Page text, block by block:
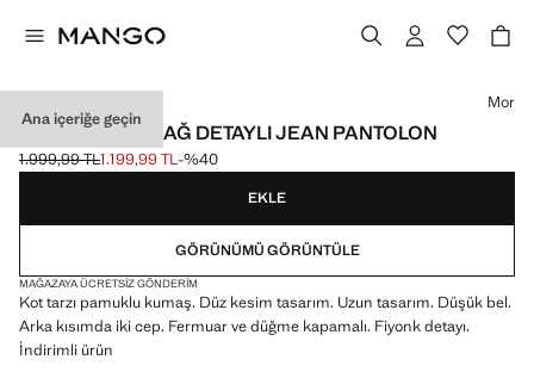
Ana içeriğe geçin
DÜŞÜK BELLI BAĞ DETAYLI JEAN PANTOLON
Üstü çizili ilk fiyat [1.999,99 TL ]
1.999,99 TL
Güncel fiyat [1.199,99 TL ]
1.199,99 TL-%40
Bir renk seçin
Mor
EKLE
GÖRÜNÜMÜ GÖRÜNTÜLE
MAĞAZAYA ÜCRETSIZ GÖNDERIM
Kot tarzı pamuklu kumaş. Düz kesim tasarım. Uzun tasarım. Düşük bel.
Arka kısımda iki cep. Fermuar ve düğme kapamalı. Fiyonk detayı.
İndirimli ürün